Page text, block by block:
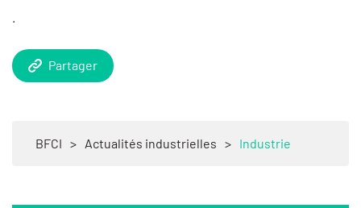
Partager
BFCI > Actualités industrielles > Industrie